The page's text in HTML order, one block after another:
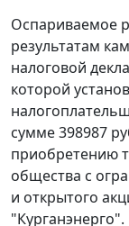
Оспариваемое
результатам
налоговой
которой
сумме 398987
приобретению
общества с
и открытого
"Курганэнерго".